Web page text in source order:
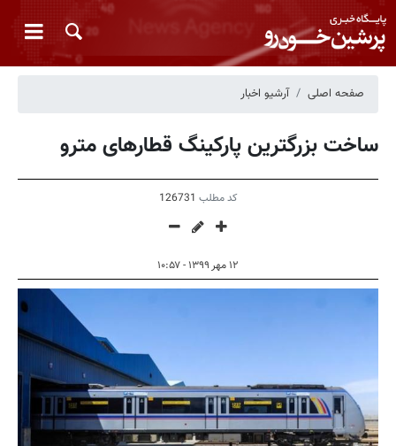
صفحه اصلی آرشیو اخبار
ساخت بزرگترین پارکینگ قطارهای مترو
کد مطلب 126731
۱۲ مهر ۱۳۹۹ - ۱۰:۵۷